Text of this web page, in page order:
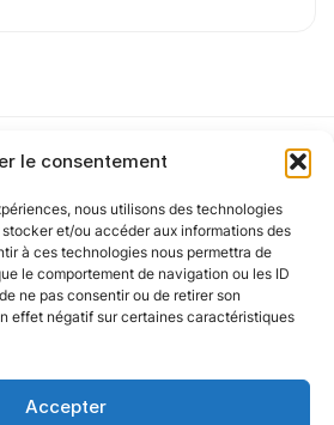
le consentement
nous utilisons des technologies
et/ou accéder aux informations des
à ces technologies nous permettra de
le comportement de navigation ou les ID
ne pas consentir ou de retirer son
effet négatif sur certaines caractéristiques
Accepter